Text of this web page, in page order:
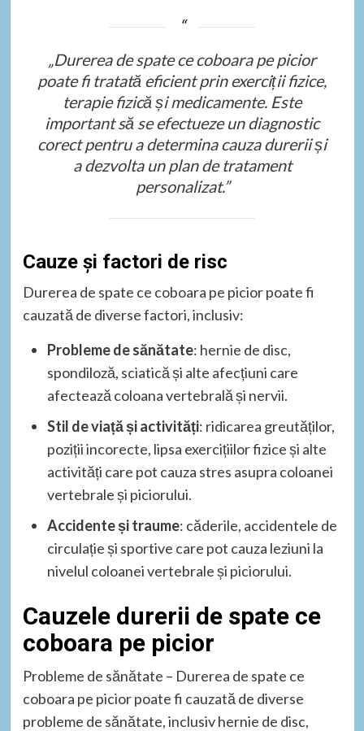
„Durerea de spate ce coboara pe picior
poate fi tratată eficient prin exerciții fizice,
terapie fizică și medicamente. Este
important să se efectueze un diagnostic
corect pentru a determina cauza durerii și
a dezvolta un plan de tratament
personalizat.”
Cauze și factori de risc
Durerea de spate ce coboara pe picior poate fi
cauzată de diverse factori, inclusiv:
Probleme de sănătate: hernie de disc,
spondiloză, sciatică și alte afecțiuni care
afectează coloana vertebrală și nervii.
Stil de viață și activități: ridicarea greutăților,
poziții incorecte, lipsa exercițiilor fizice și alte
activități care pot cauza stres asupra coloanei
vertebrale și piciorului.
Accidente și traume: căderile, accidentele de
circulație și sportive care pot cauza leziuni la
nivelul coloanei vertebrale și piciorului.
Cauzele durerii de spate ce
coboara pe picior
Probleme de sănătate – Durerea de spate ce
coboara pe picior poate fi cauzată de diverse
probleme de sănătate, inclusiv hernie de disc,